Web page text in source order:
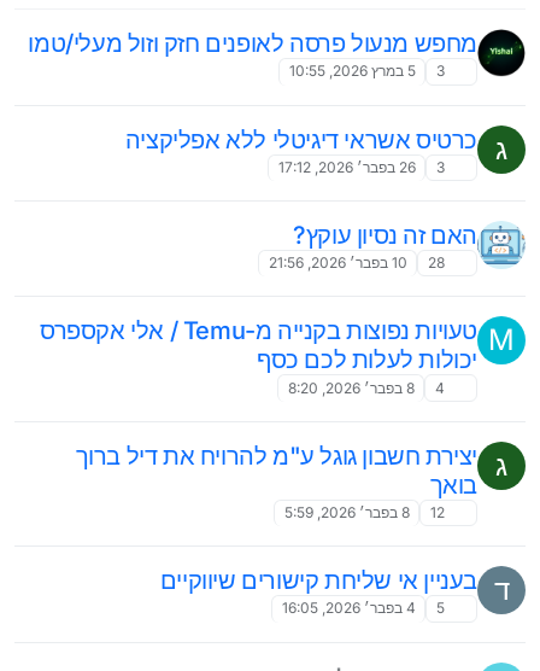
מחפש מנעול פרסה לאופנים חזק וזול מעלי/טמו
3 5 במרץ 2026, 10:55
ג כרטיס אשראי דיגיטלי ללא אפליקציה
3 26 בפבר׳ 2026, 17:12
האם זה נסיון עוקץ?
28 10 בפבר׳ 2026, 21:56
M
טעויות נפוצות בקנייה מ-Temu / אלי אקספרס
יכולות לעלות לכם כסף
4 8 בפבר׳ 2026, 8:20
ג
יצירת חשבון גוגל ע"מ להרויח את דיל ברוך
בואך
12 8 בפבר׳ 2026, 5:59
ד בעניין אי שליחת קישורים שיווקיים
5 4 בפבר׳ 2026, 16:05